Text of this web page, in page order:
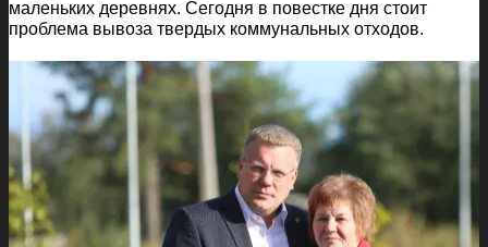
маленьких деревнях. Сегодня в повестке дня стоит
проблема вывоза твердых коммунальных отходов.